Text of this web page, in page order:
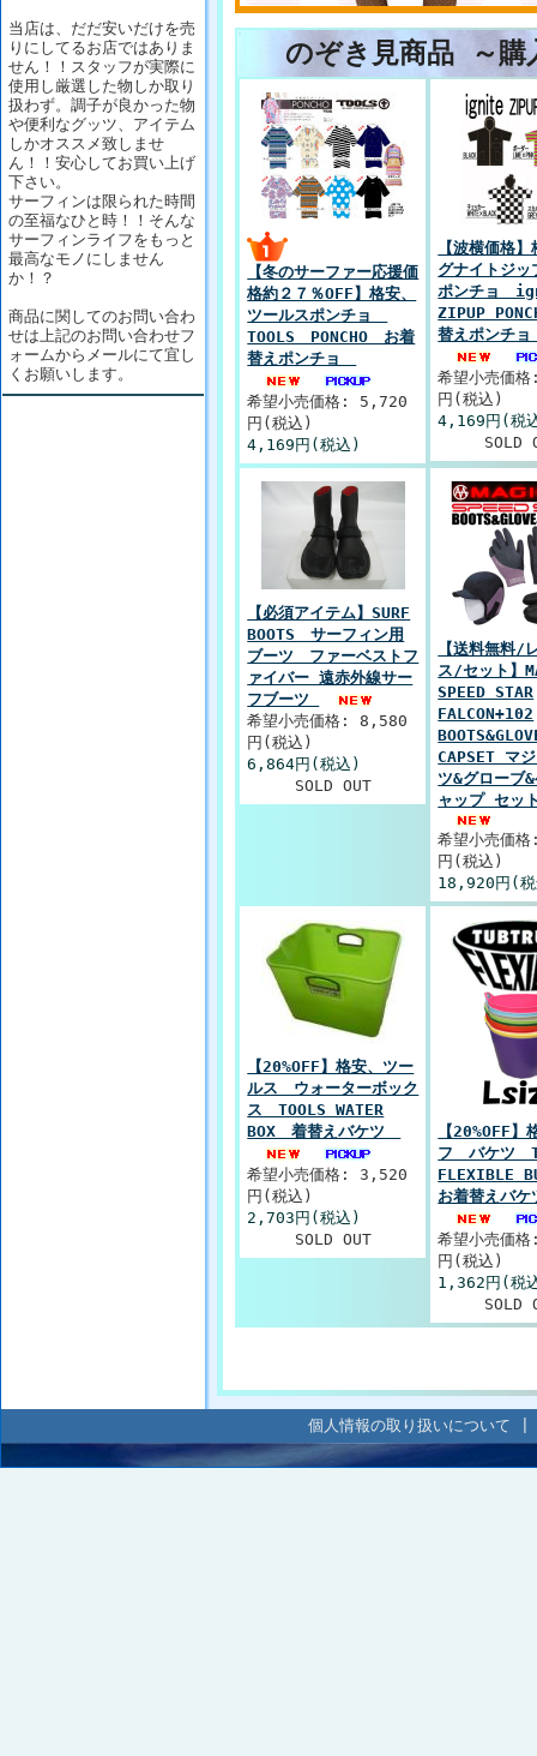
当店は、だだ安いだけを売
りにしてるお店ではありま
せん！！スタッフが実際に
使用し厳選した物しか取り
扱わず。調子が良かった物
や便利なグッツ、アイテム
しかオススメ致しませ
ん！！安心してお買い上げ
下さい。
サーフィンは限られた時間
の至福なひと時！！そんな
サーフィンライフをもっと
最高なモノにしません
か！？
商品に関してのお問い合わ
せは上記のお問い合わせフ
ォームからメールにて宜し
くお願いします。
のぞき見商品 ～購
【冬のサーファー応援価
格約２７％OFF】格安、
ツールスポンチョ
TOOLS PONCHO お着
替えポンチョ
希望小売価格: 5,720
円(税込)
4,169円(税込)
【波横価格
グナイトジッ
ポンチョ
ZIPUP
替えポンチ
希望小売価
円(税込)
4,169円(税
SOLD
【必須アイテム】SURF
BOOTS サーフィン用
ブーツ ファーベストフ
ァイバー 遠赤外線サー
フブーツ
希望小売価格: 8,580
円(税込)
6,864円(税込)
SOLD OUT
【送料無料/
ス/セット】
SPEED STAR
FALCON+102
CAPSET マ
ツ&グローブ
ャップ セッ
希望小売価
円(税込)
18,920円(
【20%OFF】格安、ツー
ルス ウォーターボック
ス TOOLS WATER
BOX 着替えバケツ
希望小売価格: 3,520
円(税込)
2,703円(税込)
SOLD OUT
【20%OFF
フ バケツ
FLEXIBLE
お着替えバ
希望小売価
円(税込)
1,362円(税
SOLD
個人情報の取り扱いについて